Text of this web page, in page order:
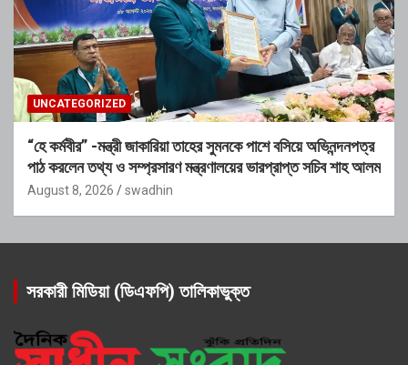
UNCATEGORIZED
“হে কর্মবীর” -মন্ত্রী জাকারিয়া তাহের সুমনকে পাশে বসিয়ে অভিনন্দনপত্র
পাঠ করলেন তথ্য ও সম্প্রসারণ মন্ত্রণালয়ের ভারপ্রাপ্ত সচিব শাহ আলম
August 8, 2026 swadhin
সরকারী মিডিয়া (ডিএফপি) তালিকাভুক্ত